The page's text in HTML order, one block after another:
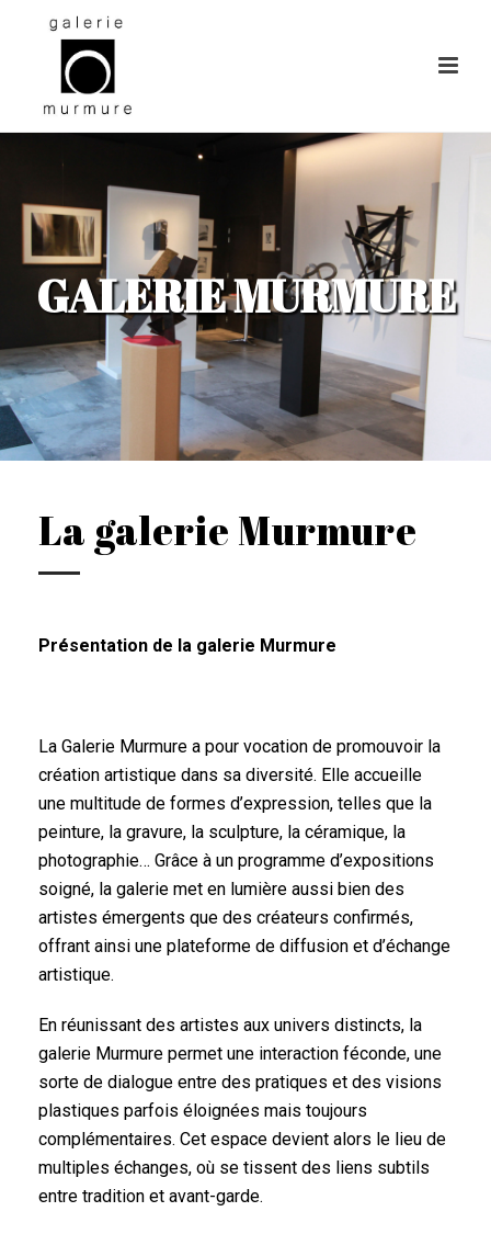
GALERIE MURMURE
La galerie Murmure
Présentation de la galerie Murmure
La Galerie Murmure a pour vocation de promouvoir la
création artistique dans sa diversité. Elle accueille
une multitude de formes d’expression, telles que la
peinture, la gravure, la sculpture, la céramique, la
photographie… Grâce à un programme d’expositions
soigné, la galerie met en lumière aussi bien des
artistes émergents que des créateurs confirmés,
offrant ainsi une plateforme de diffusion et d’échange
artistique.
En réunissant des artistes aux univers distincts, la
galerie Murmure permet une interaction féconde, une
sorte de dialogue entre des pratiques et des visions
plastiques parfois éloignées mais toujours
complémentaires. Cet espace devient alors le lieu de
multiples échanges, où se tissent des liens subtils
entre tradition et avant-garde.